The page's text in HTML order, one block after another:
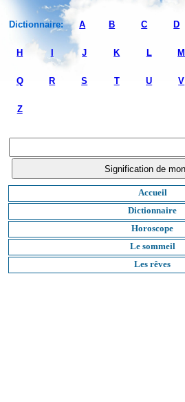
Dictionnaire: A B C D
H J K L M
Q R S T U V
Z
Accueil
Dictionnaire
Horoscope
Le sommeil
Les rêves